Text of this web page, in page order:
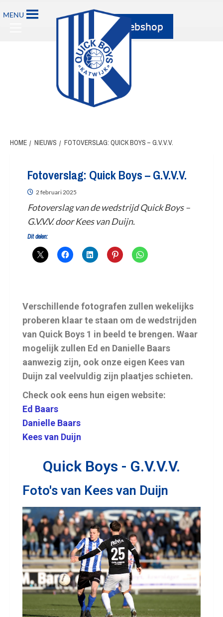
MENU
HOME NIEUWS FOTOVERSLAG: QUICK BOYS – G.V.V.V.
Fotoverslag: Quick Boys – G.V.V.V.
2 februari 2025
Fotoverslag van de wedstrijd Quick Boys –
G.V.V.V. door Kees van Duijn.
Dit delen:
Verschillende fotografen zullen wekelijks
proberen klaar te staan om de wedstrijden
van Quick Boys 1 in beeld te brengen. Waar
mogelijk zullen Ed en Danielle Baars
aanwezig zijn, ook onze eigen Kees van
Duijn zal veelvuldig zijn plaatjes schieten.
Check ook eens hun eigen website:
Ed Baars
Danielle Baars
Kees van Duijn
Quick Boys - G.V.V.V.
Foto's van Kees van Duijn